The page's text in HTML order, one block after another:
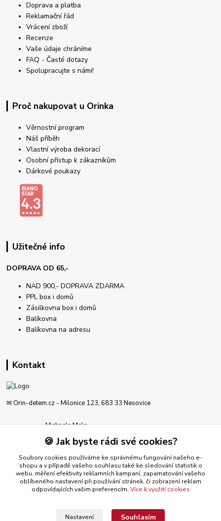
Doprava a platba
Reklamační řád
Vrácení zboží
Recenze
Vaše údaje chráníme
FAQ - Časté dotazy
Spolupracujte s námi!
Proč nakupovat u Orinka
Věrnostní program
Náš příběh
Vlastní výroba dekorací
Osobní přístup k zákazníkům
Dárkové poukazy
Užitečné info
DOPRAVA OD 65,-
NAD 900,- DOPRAVA ZDARMA
PPL box i domů
Zásilkovna box i domů
Balíkovna
Balíkovna na adresu
Kontakt
✉ Orin-detem.cz - Milonice 123, 683 33 Nesovice
Michaela Melo
777 189 612
Po - Pá od 8-19 hod
obchod@orin-detem.cz
🍪 Jak byste rádi své cookies?
Soubory cookies používáme ke správnému fungování našeho e-
shopu a v případě vašeho souhlasu také ke sledování statistik o
webu, měření efektivity reklamních kampaní, zapamatování vašeho
oblíbeného nastavení při používání stránek, či zobrazení reklam
odpovídajících vašim preferencím. Více k využití cookies
Nastavení Souhlasím